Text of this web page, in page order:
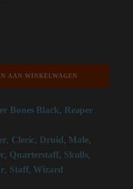
AAN WINKELWAGEN
Bones Black, Reaper
, Cleric, Druid, Male,
, Quarterstaff, Skulls,
, Staff,Wizard